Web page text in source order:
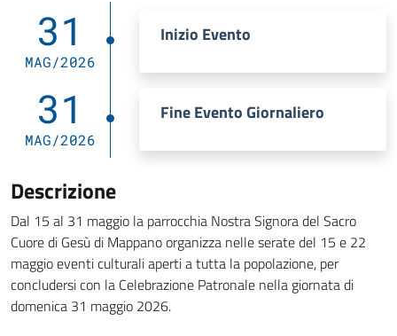
31
MAG/2026
Inizio Evento
31
MAG/2026
Fine Evento Giornaliero
Descrizione
Dal 15 al 31 maggio la parrocchia Nostra Signora del Sacro
Cuore di Gesù di Mappano organizza nelle serate del 15 e 22
maggio eventi culturali aperti a tutta la popolazione, per
concludersi con la Celebrazione Patronale nella giornata di
domenica 31 maggio 2026.